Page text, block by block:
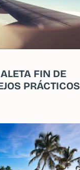
FIN DE
PRÁCTICOS